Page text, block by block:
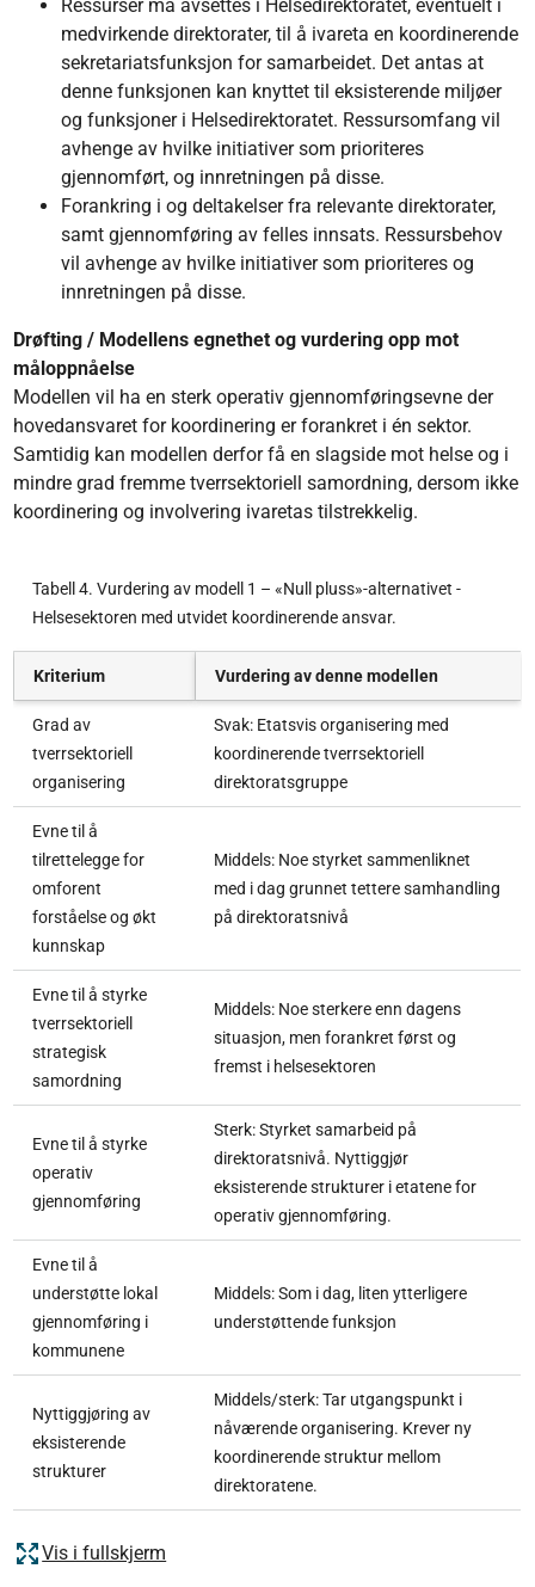
Ressurser må avsettes i Helsedirektoratet, eventuelt i
medvirkende direktorater, til å ivareta en koordinerende
sekretariatsfunksjon for samarbeidet. Det antas at
denne funksjonen kan knyttet til eksisterende miljøer
og funksjoner i Helsedirektoratet. Ressursomfang vil
avhenge av hvilke initiativer som prioriteres
gjennomført, og innretningen på disse.
Forankring i og deltakelser fra relevante direktorater,
samt gjennomføring av felles innsats. Ressursbehov
vil avhenge av hvilke initiativer som prioriteres og
innretningen på disse.
Drøfting / Modellens egnethet og vurdering opp mot
måloppnåelse​
Modellen vil ha en sterk operativ gjennomføringsevne der
hovedansvaret for koordinering er forankret i én sektor.
Samtidig kan modellen derfor få en slagside mot helse og i
mindre grad fremme tverrsektoriell samordning, dersom ikke
koordinering og involvering ivaretas tilstrekkelig.​
Tabell 4. Vurdering av modell 1 – «Null pluss»-alternativet -
Helsesektoren med utvidet koordinerende ansvar.
Kriterium Vurdering av denne modellen
Grad av
tverrsektoriell
organisering
Svak: Etatsvis organisering med
koordinerende tverrsektoriell
direktoratsgruppe
Evne til å
tilrettelegge for
omforent
forståelse og økt
kunnskap
Middels: Noe styrket sammenliknet
med i dag grunnet tettere samhandling
på direktoratsnivå
Evne til å styrke
tverrsektoriell
strategisk
samordning
Middels: Noe sterkere enn dagens
situasjon, men forankret først og
fremst i helsesektoren
Evne til å styrke
operativ
gjennomføring
Sterk: Styrket samarbeid på
direktoratsnivå. Nyttiggjør
eksisterende strukturer i etatene for
operativ gjennomføring.
Evne til å
understøtte lokal
gjennomføring i
kommunene
Middels: Som i dag, liten ytterligere
understøttende funksjon
Nyttiggjøring av
eksisterende
strukturer
Middels/sterk: Tar utgangspunkt i
nåværende organisering. Krever ny
koordinerende struktur mellom
direktoratene.
Vis i fullskjerm